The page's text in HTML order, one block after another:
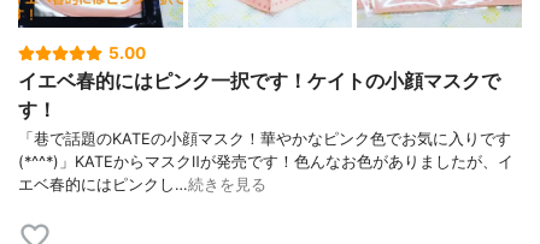
5.00
イエベ春的にはピンク一択です！ケイトの小顔マスクで
す！
「巷で話題のKATEの小顔マスク！華やかなピンク色でお気に入りです
(*^^*)」KATEからマスクⅡが発売です！色んなお色がありましたが、イ
エベ春的にはピンクし…続きを見る